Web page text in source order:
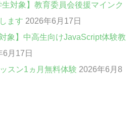
生対象】教育委員会後援マインク
ます 2026年6月17日
象】中高生向けJavaScript体験教
6月17日
スン1ヵ月無料体験 2026年6月8